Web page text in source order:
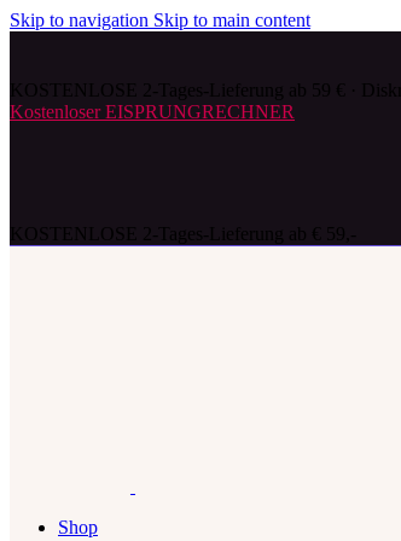
Skip to navigation Skip to main content
Kostenloser EISPRUNGRECHNER
Shop